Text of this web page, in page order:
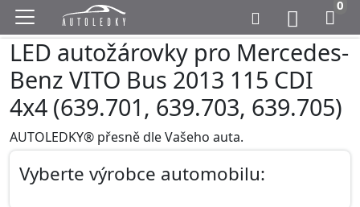
0
LED autožárovky pro Mercedes-
Benz VITO Bus 2013 115 CDI
4x4 (639.701, 639.703, 639.705)
AUTOLEDKY® přesně dle Vašeho auta.
Vyberte výrobce automobilu: